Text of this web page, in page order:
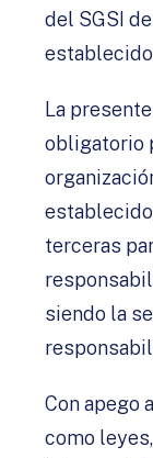
del SGSI
La
obligatorio
terceras
siendo la
Con apego
como